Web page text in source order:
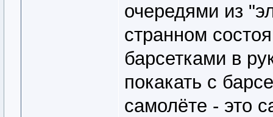
очередями из
странном
барсетками в
покакать с
самолёте - это